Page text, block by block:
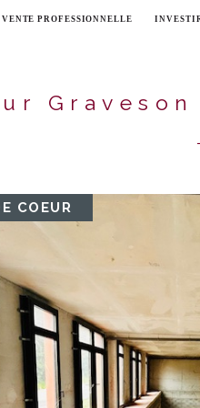
VENTE PROFESSIONNELLE
Graveson
COEUR